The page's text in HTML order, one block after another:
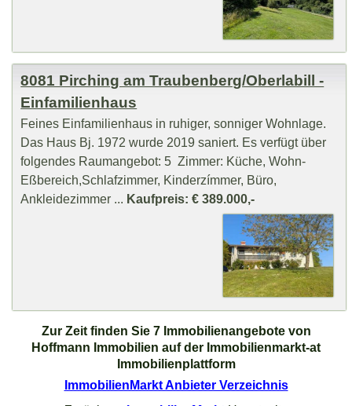
8081 Pirching am Traubenberg/Oberlabill -
Einfamilienhaus
Feines Einfamilienhaus in ruhiger, sonniger Wohnlage.
Das Haus Bj. 1972 wurde 2019 saniert. Es verfügt über
folgendes Raumangebot: 5 Zimmer: Küche, Wohn-
Eßbereich,Schlafzimmer, Kinderzímmer, Büro,
Ankleidezimmer ... Kaufpreis: € 389.000,-
Zur Zeit finden Sie 7 Immobilienangebote von
Hoffmann Immobilien auf der Immobilienmarkt-at
Immobilienplattform
ImmobilienMarkt Anbieter Verzeichnis